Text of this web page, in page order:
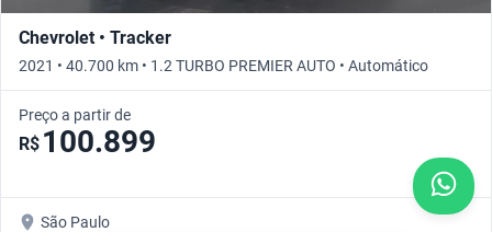
Chevrolet • Tracker
2021 • 40.700 km • 1.2 TURBO PREMIER AUTO • Automático
Preço a partir de
R$ 100.899
São Paulo